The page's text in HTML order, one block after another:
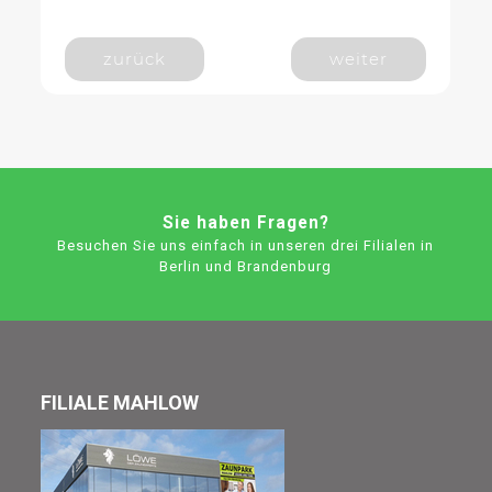
zurück weiter
Sie haben Fragen?
Besuchen Sie uns einfach in unseren drei Filialen in
Berlin und Brandenburg
FILIALE MAHLOW